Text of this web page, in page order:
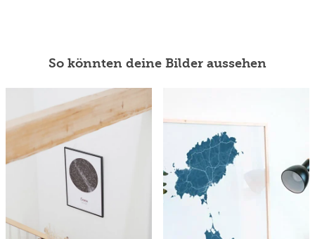
So könnten deine Bilder aussehen